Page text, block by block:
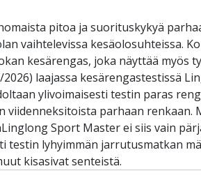
pitoa ja suorituskykyä
vaihtelevissa kesäolosuhteissa.
kesärengas, joka näyttää myös
laajassa kesärengastestissä
ylivoimaisesti testin paras
parhaan renkaan.
Sport Master ei siis vain
testin lyhyimmän jarrutusmatkan
kisasivat senteistä.